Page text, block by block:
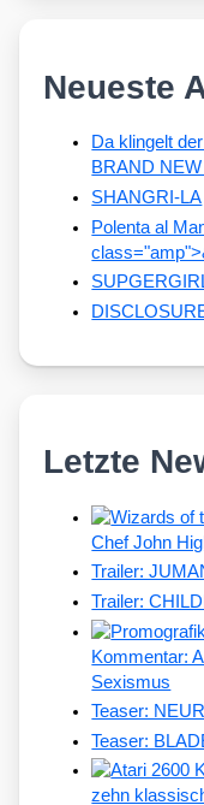
Neueste
Da klingelt
BRAND
SHANGRI-LA
Polenta al
Letzte
Chef John
Trailer:
Trailer:
Kommentar:
Sexismus
Teaser:
Teaser:
zehn